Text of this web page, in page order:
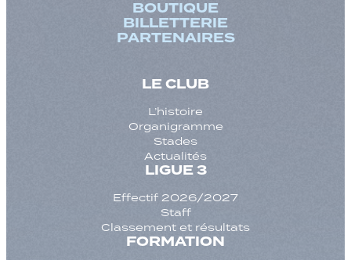
BOUTIQUE
BILLETTERIE
PARTENAIRES
LE CLUB
L’histoire
Organigramme
Stades
Actualités
LIGUE 3
Effectif 2026/2027
Staff
Classement et résultats
FORMATION